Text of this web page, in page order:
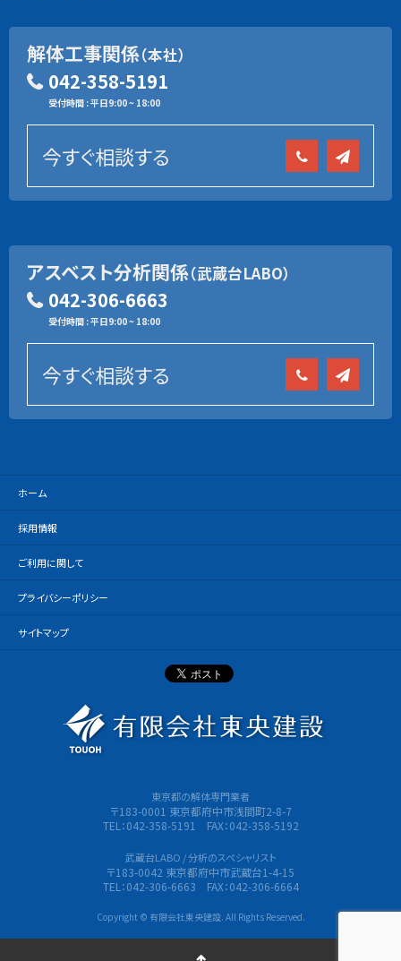
解体工事関係（本社）
042-358-5191
受付時間 : 平日9:00 ~ 18:00
今すぐ相談する
アスベスト分析関係（武蔵台LABO）
042-306-6663
受付時間 : 平日9:00 ~ 18:00
今すぐ相談する
ホーム
採用情報
ご利用に関して
プライバシーポリシー
サイトマップ
東京都の解体専門業者
〒183-0001 東京都府中市浅間町2-8-7
TEL：042-358-5191 FAX：042-358-5192
武蔵台LABO / 分析のスペシャリスト
〒183-0042 東京都府中市武蔵台1-4-15
TEL：042-306-6663 FAX：042-306-6664
Copyright © 有限会社東央建設. All Rights Reserved.